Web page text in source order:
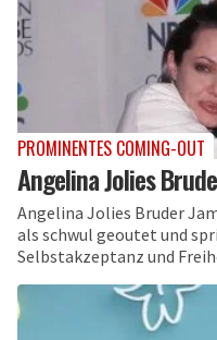
PROMINENTES COMING-OUT
Angelina Jolies
Angelina Jolies Bruder
als schwul geoutet und
Selbstakzeptanz und